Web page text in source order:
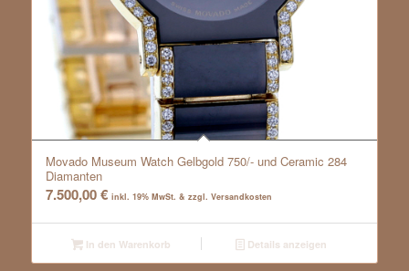
Movado Museum Watch Gelbgold 750/- und Ceramic 284
Diamanten
7.500,00€ inkl. 19% MwSt. & zzgl. Versandkosten
In den Warenkorb Details anzeigen